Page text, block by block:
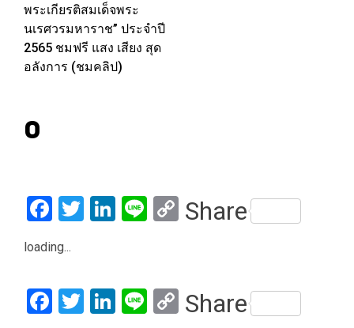
พระเกียรติสมเด็จพระ
นเรศวรมหาราช” ประจำปี
2565 ชมฟรี แสง เสียง สุด
อลังการ (ชมคลิป)
0
Facebook
Twitter
LinkedIn
LineCopy
Share
loading...
Facebook
Twitter
LinkedIn
LineCopy
Share